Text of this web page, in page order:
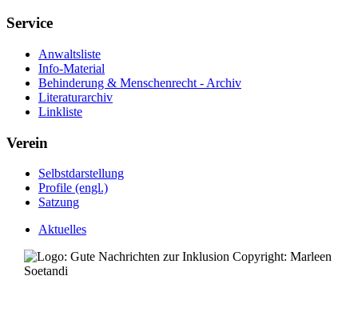
Service
Anwaltsliste
Info-Material
Behinderung & Menschenrecht - Archiv
Literaturarchiv
Linkliste
Verein
Selbstdarstellung
Profile (engl.)
Satzung
Aktuelles